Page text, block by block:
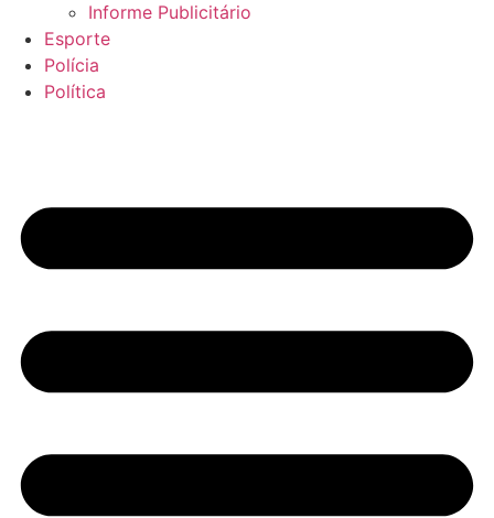
Informe Publicitário
Esporte
Polícia
Política